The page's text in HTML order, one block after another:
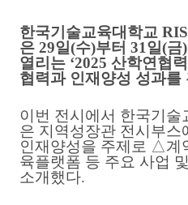
한국기술교육대학교
은 29일(수)부터 31일(금)
열리는 ‘2025 산학연협력
협력과 인재양성 성과를
이번 전시에서 한국기술
은 지역성장관 전시부스
인재양성을 주제로 △계
육플랫폼 등 주요 사업
소개했다.